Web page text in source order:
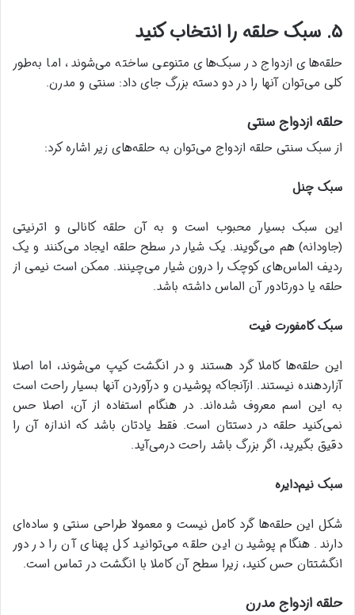
۵. سبک حلقه را انتخاب کنید
حلقه‌های ازدواج در سبک‌های متنوعی ساخته می‌شوند، اما به‌طور
کلی می‌توان آنها را در دو دسته بزرگ جای داد: سنتی و مدرن.
حلقه ازدواج سنتی
از سبک سنتی حلقه ازدواج می‌توان به حلقه‌های زیر اشاره کرد:
سبک چنل
این سبک بسیار محبوب است و به آن حلقه کانالی و اترنیتی
(جاودانه) هم می‌گویند. یک شیار در سطح حلقه ایجاد می‌کنند و یک
ردیف الماس‌های کوچک را درون شیار می‌چینند. ممکن است نیمی از
حلقه یا دورتادور آن الماس داشته باشد.
سبک کامفورت فیت
این حلقه‌ها کاملا گرد هستند و در انگشت کیپ می‌شوند، اما اصلا
آزاردهنده نیستند. ازآنجاکه پوشیدن و درآوردن آنها بسیار راحت است
به این اسم معروف شده‌اند. در هنگام استفاده از آن، اصلا حس
نمی‌کنید حلقه در دستتان است. فقط یادتان باشد که اندازه آن را
دقیق بگیرید، اگر بزرگ باشد راحت درمی‌آید.
سبک نیم‌دایره
شکل این حلقه‌ها گرد کامل نیست و معمولا طراحی سنتی و ساده‌ای
دارند. هنگام پوشیدن این حلقه می‌توانید کل پهنای آن را در دور
انگشتتان حس کنید، زیرا سطح آن کاملا با انگشت در تماس است.
حلقه ازدواج مدرن